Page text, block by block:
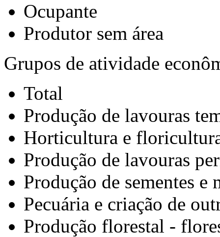
Ocupante
Produtor sem área
Grupos de atividade
Total
Produção de lavouras
Horticultura e
Produção de lavouras
Produção de sementes e
Pecuária e criação de
Produção florestal -